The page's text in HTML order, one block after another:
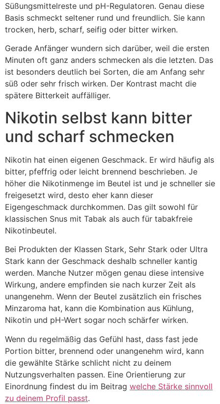
Süßungsmittelreste und pH-Regulatoren. Genau diese
Basis schmeckt seltener rund und freundlich. Sie kann
trocken, herb, scharf, seifig oder bitter wirken.
Gerade Anfänger wundern sich darüber, weil die ersten
Minuten oft ganz anders schmecken als die letzten. Das
ist besonders deutlich bei Sorten, die am Anfang sehr
süß oder sehr frisch wirken. Der Kontrast macht die
spätere Bitterkeit auffälliger.
Nikotin selbst kann bitter
und scharf schmecken
Nikotin hat einen eigenen Geschmack. Er wird häufig als
bitter, pfeffrig oder leicht brennend beschrieben. Je
höher die Nikotinmenge im Beutel ist und je schneller sie
freigesetzt wird, desto eher kann dieser
Eigengeschmack durchkommen. Das gilt sowohl für
klassischen Snus mit Tabak als auch für tabakfreie
Nikotinbeutel.
Bei Produkten der Klassen Stark, Sehr Stark oder Ultra
Stark kann der Geschmack deshalb schneller kantig
werden. Manche Nutzer mögen genau diese intensive
Wirkung, andere empfinden sie nach kurzer Zeit als
unangenehm. Wenn der Beutel zusätzlich ein frisches
Minzaroma hat, kann die Kombination aus Kühlung,
Nikotin und pH-Wert sogar noch schärfer wirken.
Wenn du regelmäßig das Gefühl hast, dass fast jede
Portion bitter, brennend oder unangenehm wird, kann
die gewählte Stärke schlicht nicht zu deinem
Nutzungsverhalten passen. Eine Orientierung zur
Einordnung findest du im Beitrag welche Stärke sinnvoll
zu deinem Profil passt.